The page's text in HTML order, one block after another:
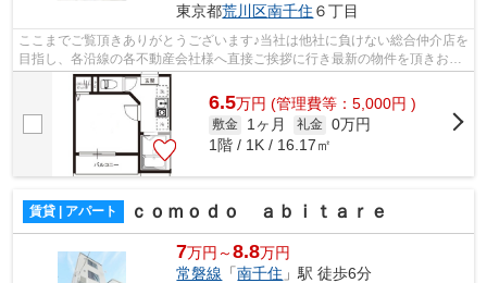
東京都荒川区南千住 ６丁目
ここまでご覧頂きありがとうございます♪当社は他社に負けない総合仲介店を
目指し、各沿線の各不動産会社様へ直接ご挨拶に行き最新の物件を頂きお客
様へ提供しております！最新の情報は...
6.5万円 (管理費等：5,000円 )
敷金 1ヶ月 礼金 0万円
1階 / 1K / 16.17㎡
賃貸 | アパート ｃｏｍｏｄｏ ａｂｉｔａｒｅ
7万円～8.8万円
常磐線 「南千住 」駅 徒歩6分